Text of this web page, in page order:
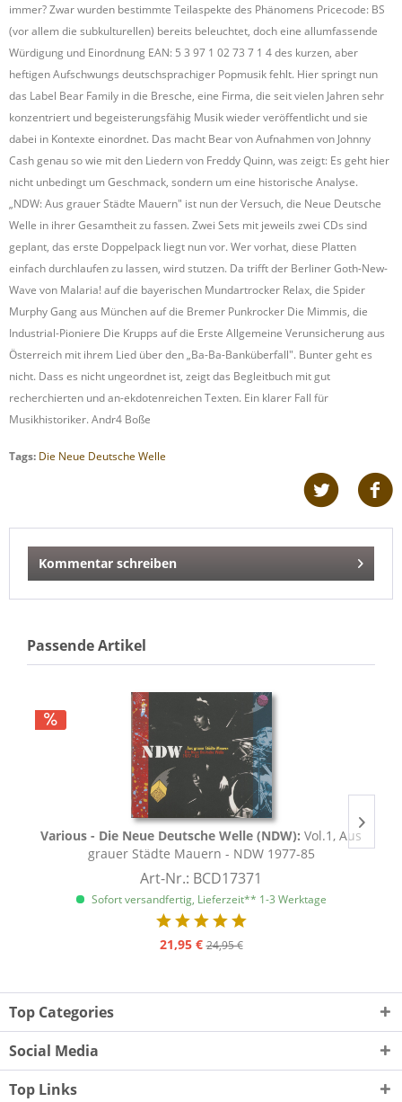
immer? Zwar wurden bestimmte Teilaspekte des Phänomens Pricecode: BS
(vor allem die subkulturellen) bereits beleuchtet, doch eine allumfassende
Würdigung und Einordnung EAN: 5 3 97 1 02 73 7 1 4 des kurzen, aber
heftigen Aufschwungs deutschsprachiger Popmusik fehlt. Hier springt nun
das Label Bear Family in die Bresche, eine Firma, die seit vielen Jahren sehr
konzentriert und begeisterungsfähig Musik wieder veröffentlicht und sie
dabei in Kontexte einordnet. Das macht Bear von Aufnahmen von Johnny
Cash genau so wie mit den Liedern von Freddy Quinn, was zeigt: Es geht hier
nicht unbedingt um Geschmack, sondern um eine historische Analyse.
„NDW: Aus grauer Städte Mauern" ist nun der Versuch, die Neue Deutsche
Welle in ihrer Gesamtheit zu fassen. Zwei Sets mit jeweils zwei CDs sind
geplant, das erste Doppelpack liegt nun vor. Wer vorhat, diese Platten
einfach durchlaufen zu lassen, wird stutzen. Da trifft der Berliner Goth-New-
Wave von Malaria! auf die bayerischen Mundartrocker Relax, die Spider
Murphy Gang aus München auf die Bremer Punkrocker Die Mimmis, die
Industrial-Pioniere Die Krupps auf die Erste Allgemeine Verunsicherung aus
Österreich mit ihrem Lied über den „Ba-Ba-Banküberfall". Bunter geht es
nicht. Dass es nicht ungeordnet ist, zeigt das Begleitbuch mit gut
recherchierten und an-ekdotenreichen Texten. Ein klarer Fall für
Musikhistoriker. Andr4 Boße
Tags: Die Neue Deutsche Welle
Kommentar schreiben
Passende Artikel
Various - Die Neue Deutsche Welle (NDW): Vol.1, Aus
grauer Städte Mauern - NDW 1977-85
Art-Nr.: BCD17371
Sofort versandfertig, Lieferzeit** 1-3 Werktage
21,95 € 24,95 €
Top Categories
Social Media
Top Links